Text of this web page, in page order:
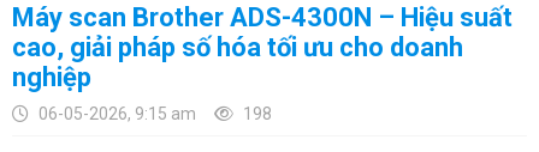
Máy scan Brother ADS-4300N – Hiệu suất
cao, giải pháp số hóa tối ưu cho doanh
nghiệp
06-05-2026, 9:15 am 198